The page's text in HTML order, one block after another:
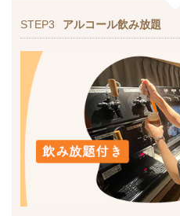
STEP3 アルコール飲み放題